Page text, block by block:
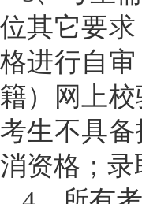
位其它要
格进行自
籍）网上
考生不具
消资格；